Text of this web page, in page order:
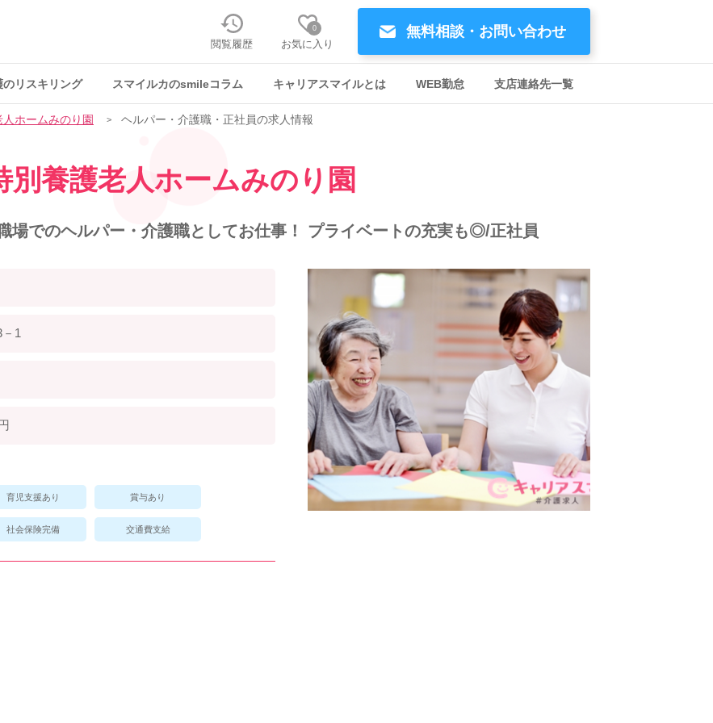
無料相談・お問い合わせ
閲覧履歴
0
お気に入り
のリスキリング スマイルカのsmileコラム キャリアスマイルとは WEB勤怠 支店連絡先一覧
ホームみのり園 ヘルパー・介護職・正社員の求人情報
別養護老人ホームみのり園
場でのヘルパー・介護職としてお仕事！ プライベートの充実も◎/正社員
1
育児支援あり 賞与あり
社会保険完備 交通費支給